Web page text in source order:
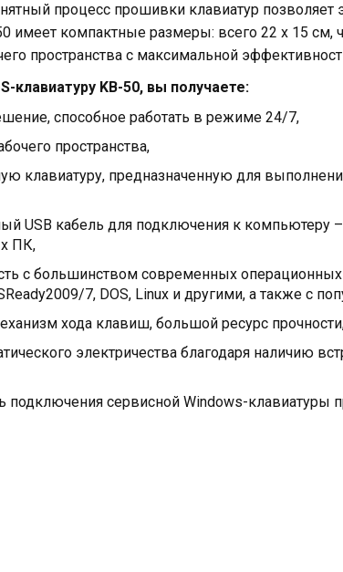
процесс прошивки клавиатур позволяет
имеет компактные размеры: всего 22 х 15 см,
пространства с максимальной
клавиатуру KB-50, вы получаете:
способное работать в режиме 24/7,
пространства,
клавиатуру, предназначенную для
USB кабель для подключения к компьютеру
ПК,
с большинством современных операционных
7, DOS, Linux и другими, а также с
хода клавиш, большой ресурс
электричества благодаря наличию
подключения сервисной Windows-клавиатуры